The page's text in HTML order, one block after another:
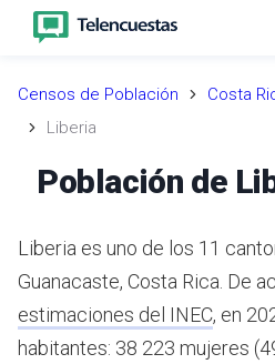
Censos de Población Costa
Liberia
Población de
Liberia es uno de los 11
Guanacaste, Costa Rica. De
estimaciones del INEC, en
habitantes: 38 223 mujeres